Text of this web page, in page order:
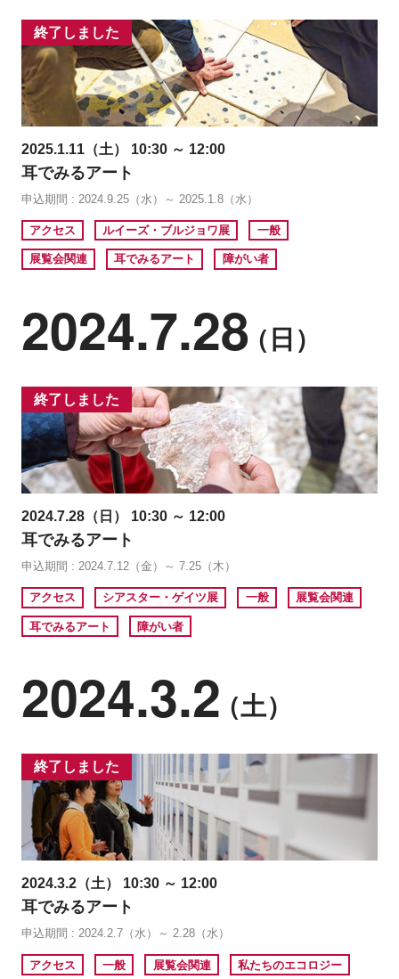
終了しました
2025.1.11（土） 10:30 ～ 12:00
耳でみるアート
申込期間 : 2024.9.25（水）～ 2025.1.8（水）
アクセス ルイーズ・ブルジョワ展 一般
展覧会関連 耳でみるアート 障がい者
2024.7.28（日）
終了しました
2024.7.28（日） 10:30 ～ 12:00
耳でみるアート
申込期間 : 2024.7.12（金）～ 7.25（木）
アクセス シアスター・ゲイツ展 一般 展覧会関連
耳でみるアート 障がい者
2024.3.2（土）
終了しました
2024.3.2（土） 10:30 ～ 12:00
耳でみるアート
申込期間 : 2024.2.7（水）～ 2.28（水）
アクセス 一般 展覧会関連 私たちのエコロジー